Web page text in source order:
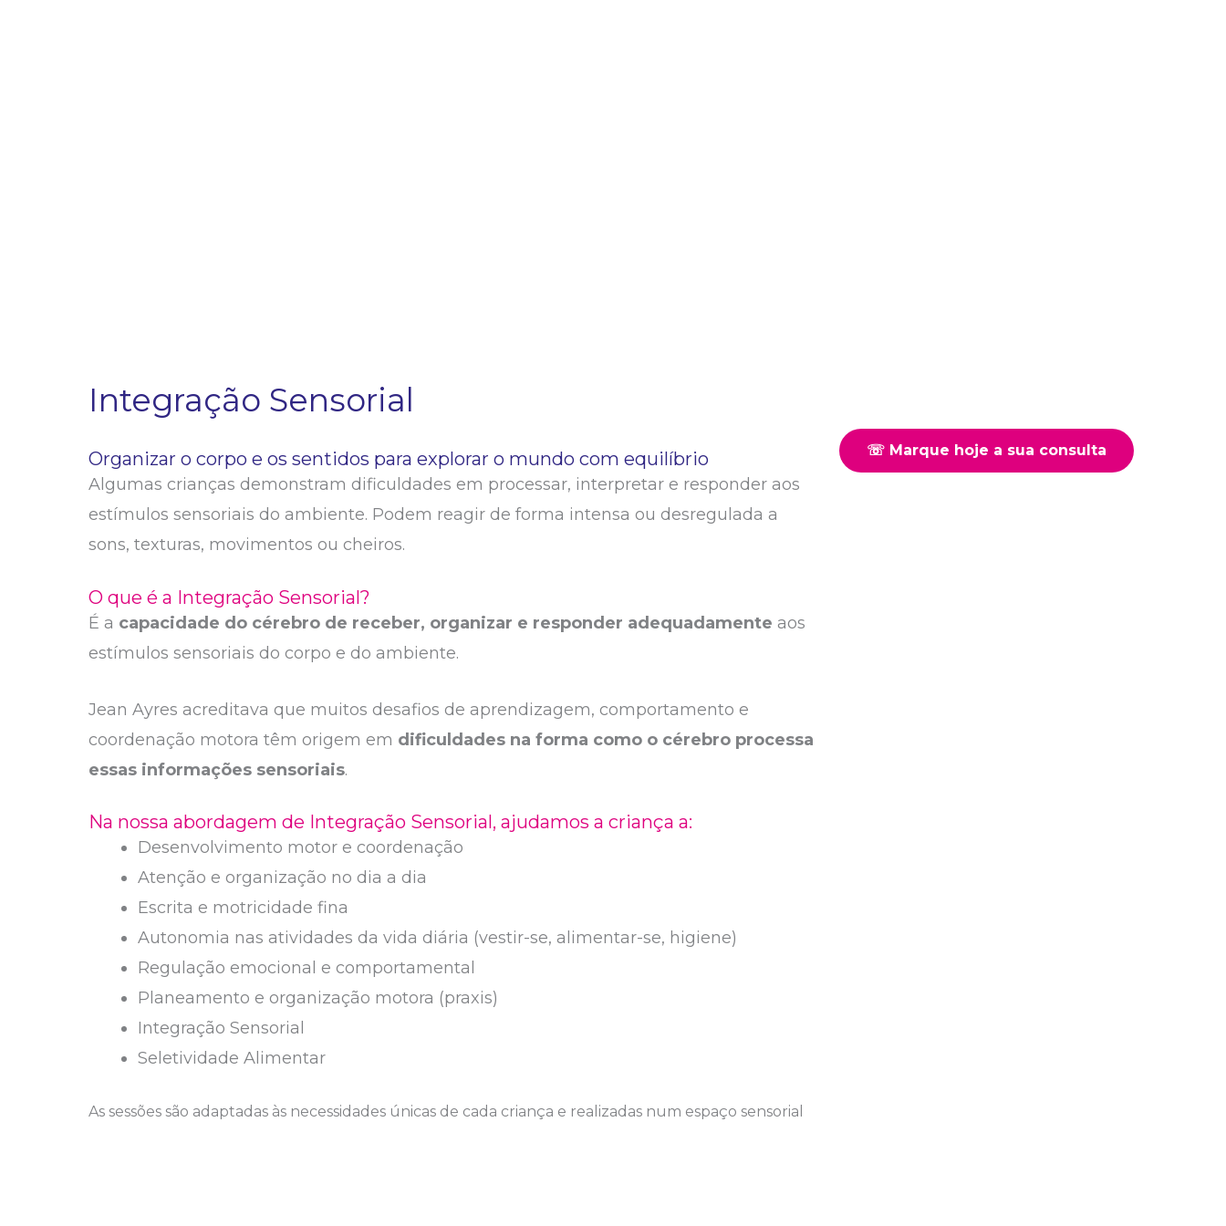
Integração Sensorial
Organizar o corpo e os sentidos para explorar o mundo com equilíbrio
Algumas crianças demonstram dificuldades em processar, interpretar e responder aos
estímulos sensoriais do ambiente. Podem reagir de forma intensa ou desregulada a
sons, texturas, movimentos ou cheiros.
O que é a Integração Sensorial?
É a capacidade do cérebro de receber, organizar e responder adequadamente aos
estímulos sensoriais do corpo e do ambiente.
Jean Ayres acreditava que muitos desafios de aprendizagem, comportamento e
coordenação motora têm origem em dificuldades na forma como o cérebro processa
essas informações sensoriais.
Na nossa abordagem de Integração Sensorial, ajudamos a criança a:
Desenvolvimento motor e coordenação
Atenção e organização no dia a dia
Escrita e motricidade fina
Autonomia nas atividades da vida diária (vestir-se, alimentar-se, higiene)
Regulação emocional e comportamental
Planeamento e organização motora (praxis)
Integração Sensorial
Seletividade Alimentar
As sessões são adaptadas às necessidades únicas de cada criança e realizadas num espaço sensorial
☏ Marque hoje a sua consulta